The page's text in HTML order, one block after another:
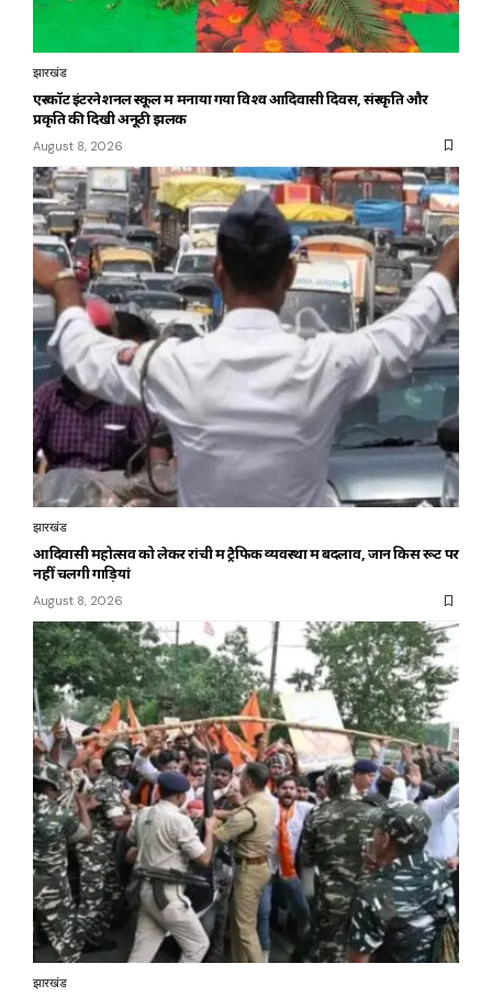
झारखंड
एस्कॉट इंटरनेशनल स्कूल में मनाया गया विश्व आदिवासी दिवस, संस्कृति और
प्रकृति की दिखी अनूठी झलक
August 8, 2026
झारखंड
आदिवासी महोत्सव को लेकर रांची में ट्रैफिक व्यवस्था में बदलाव, जानें किस रूट पर
नहीं चलेंगी गाड़ियां
August 8, 2026
झारखंड